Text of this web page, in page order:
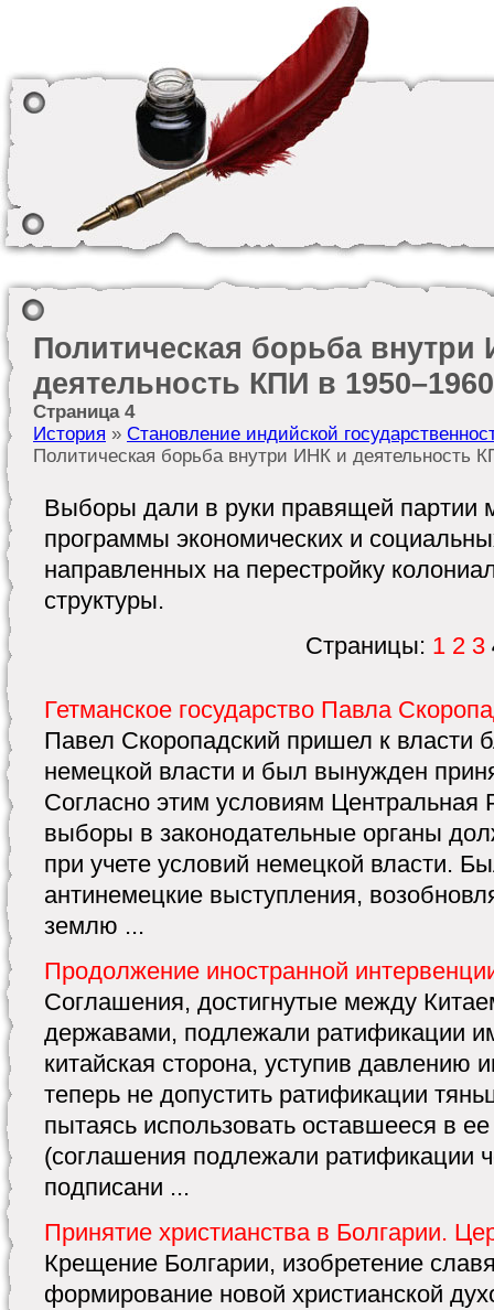
Политическая борьба внутри
деятельность КПИ в
Страница 4
История » Становление индийской
Политическая борьба внутри ИНК и деятельность
Выборы дали в руки правящей партии
программы экономических и
направленных на перестройку
структуры.
Страницы: 1 2 3
Гетманское государство Павла
Павел Скоропадский пришел к власти
немецкой власти и был вынужден
Согласно этим условиям Центральная
выборы в законодательные органы
при учете условий немецкой власти.
антинемецкие выступления,
землю ...
Продолжение иностранной
Соглашения, достигнутые между
державами, подлежали ратификации
китайская сторона, уступив давлению
теперь не допустить ратификации
пытаясь использовать оставшееся в
(соглашения подлежали ратификации
подписани ...
Принятие христианства в Болгарии.
Крещение Болгарии, изобретение
формирование новой христианской